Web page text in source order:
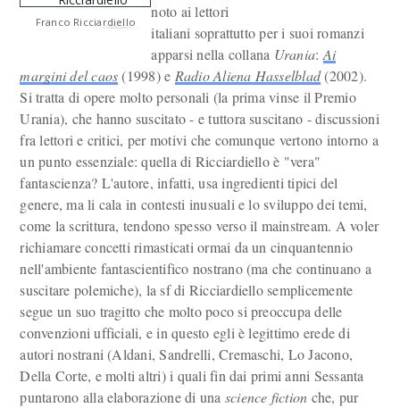
Franco Ricciardiello
noto ai lettori
italiani soprattutto per i suoi romanzi
apparsi nella collana Urania: Ai
margini del caos(1998) e Radio Aliena Hasselblad(2002).
Si tratta di opere molto personali (la prima vinse il Premio
Urania), che hanno suscitato - e tuttora suscitano - discussioni
fra lettori e critici, per motivi che comunque vertono intorno a
un punto essenziale: quella di Ricciardiello è "vera"
fantascienza? L'autore, infatti, usa ingredienti tipici del
genere, ma li cala in contesti inusuali e lo sviluppo dei temi,
come la scrittura, tendono spesso verso il mainstream. A voler
richiamare concetti rimasticati ormai da un cinquantennio
nell'ambiente fantascientifico nostrano (ma che continuano a
suscitare polemiche), la sf di Ricciardiello semplicemente
segue un suo tragitto che molto poco si preoccupa delle
convenzioni ufficiali, e in questo egli è legittimo erede di
autori nostrani (Aldani, Sandrelli, Cremaschi, Lo Jacono,
Della Corte, e molti altri) i quali fin dai primi anni Sessanta
puntarono alla elaborazione di una science fiction che, pur